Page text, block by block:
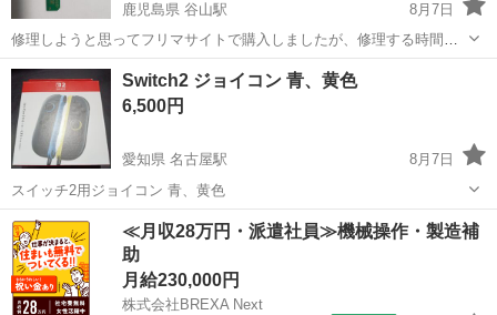
鹿児島県 谷山駅
8月7日
修理しようと思ってフリマサイトで購入しましたが、修理する時間が
なく出品します。出品者の説明をコピペします。 動作未確認ですがコ
ネクターに異常が見られないので使えると思います。 修理できる方ご
検討ください。
鹿児島 鹿児島市 谷山駅 家具 Switch
Switch2 ジョイコン 青、黄色
6,500円
愛知県 名古屋駅
8月7日
スイッチ2用ジョイコン 青、黄色
愛知 名古屋市 名古屋駅 おもちゃ
≪月収28万円・派遣社員≫機械操作・製造補
助
月給230,000円
株式会社BREXA Next